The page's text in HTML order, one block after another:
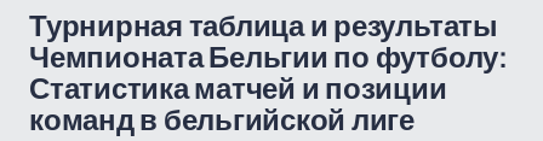
Турнирная таблица и результаты
Чемпионата Бельгии по футболу:
Статистика матчей и позиции
команд в бельгийской лиге